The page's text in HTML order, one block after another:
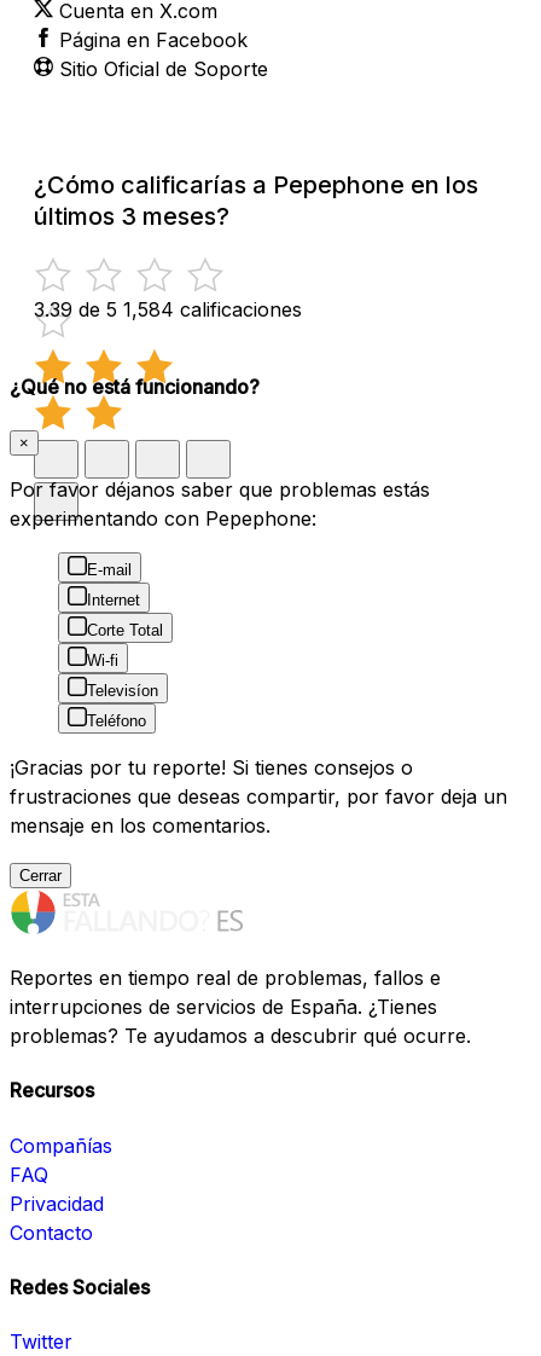
Cuenta en X.com
Página en Facebook
Sitio Oficial de Soporte
¿Cómo calificarías a Pepephone en los
últimos 3 meses?
3.39 de 5 1,584 calificaciones
¿Qué no está funcionando?
×
Por favor déjanos saber que problemas estás
experimentando con Pepephone:
E-mail
Internet
Corte Total
Wi-fi
Televisíon
Teléfono
¡Gracias por tu reporte! Si tienes consejos o
frustraciones que deseas compartir, por favor deja un
mensaje en los comentarios.
Cerrar
Reportes en tiempo real de problemas, fallos e
interrupciones de servicios de España. ¿Tienes
problemas? Te ayudamos a descubrir qué ocurre.
Recursos
Compañías
FAQ
Privacidad
Contacto
Redes Sociales
Twitter